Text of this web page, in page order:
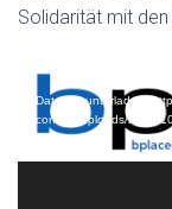
Solidarität mit
Player
Datei herunterladen:
content/uploads/2019/